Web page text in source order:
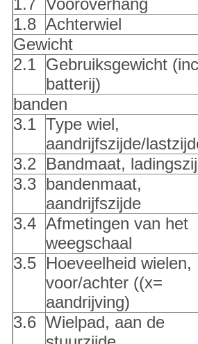
1.7 Vooroverhang
1.8 Achterwiel
Gewicht
2.1 Gebruiksgewicht
batterij)
banden
3.1 Type wiel,
aandrijfszijde/
3.2 Bandmaat,
3.3 bandenmaat,
aandrijfszijde
3.4 Afmetingen van het
weegschaal
3.5 Hoeveelheid wielen,
voor/achter ((x=
aandrijving)
3.6 Wielpad, aan de